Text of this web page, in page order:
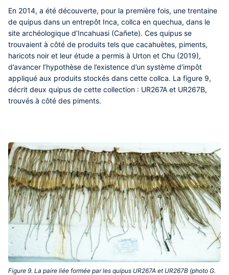
En 2014, a été découverte, pour la première fois, une trentaine
de quipus dans un entrepôt Inca, collca en quechua, dans le
site archéologique d’Incahuasi (Cañete). Ces quipus se
trouvaient à côté de produits tels que cacahuètes, piments,
haricots noir et leur étude a permis à Urton et Chu (2019),
d’avancer l’hypothèse de l’existence d’un système d’impôt
appliqué aux produits stockés dans cette collca. La figure 9,
décrit deux quipus de cette collection : UR267A et UR267B,
trouvés à côté des piments.
Figure 9. La paire liée formée par les quipus UR267A et UR267B (photo G.